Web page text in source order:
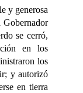
generosa
Gobernador
se cerró,
en los
los
y autorizó
en tierra